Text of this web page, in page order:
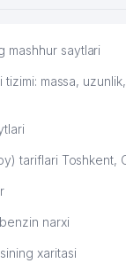
mashhur saytlari
massa,
tariflari Toshkent,
narxi
xaritasi